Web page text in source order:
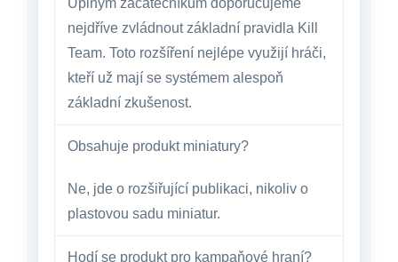
nejdříve zvládnout základní pravidla Kill
Team. Toto rozšíření nejlépe využijí hráči,
kteří už mají se systémem alespoň
základní zkušenost.
Obsahuje produkt miniatury?
Ne, jde o rozšiřující publikaci, nikoliv o
plastovou sadu miniatur.
Hodí se produkt pro kampaňové hraní?